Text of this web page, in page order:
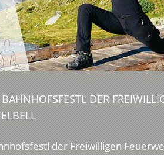
DER
der Freiwilligen